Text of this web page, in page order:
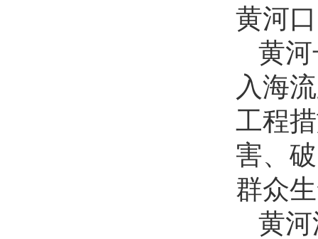
黄河
黄
入海
工程
害、
群众
黄